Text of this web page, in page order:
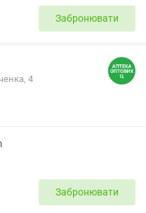
Забронювати
4
Забронювати